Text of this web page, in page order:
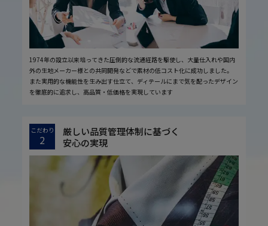
1974年の設立以来培ってきた圧倒的な流通経路を駆使し、大量仕入れや国内
外の生地メーカー様との共同開発などで素材の低コスト化に成功しました。
また実用的な機能性を生み出す仕立て、ディテールにまで気を配ったデザイン
を徹底的に追求し、高品質・低価格を実現しています
こだわり
2
厳しい品質管理体制に基づく
安心の実現